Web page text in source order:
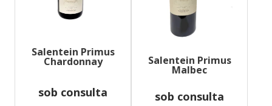
Salentein Primus
Chardonnay
sob consulta
Salentein Primus
Malbec
sob consulta